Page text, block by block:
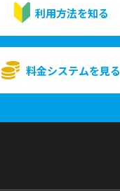
利用方法を知る
料金システムを見る